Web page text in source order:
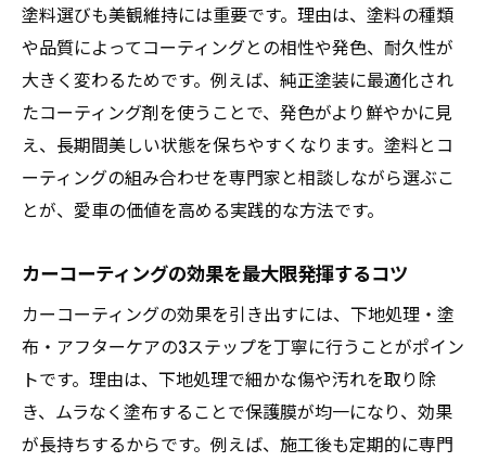
塗料選びも美観維持には重要です。理由は、塗料の種類
や品質によってコーティングとの相性や発色、耐久性が
大きく変わるためです。例えば、純正塗装に最適化され
たコーティング剤を使うことで、発色がより鮮やかに見
え、長期間美しい状態を保ちやすくなります。塗料とコ
ーティングの組み合わせを専門家と相談しながら選ぶこ
とが、愛車の価値を高める実践的な方法です。
カーコーティングの効果を最大限発揮するコツ
カーコーティングの効果を引き出すには、下地処理・塗
布・アフターケアの3ステップを丁寧に行うことがポイン
トです。理由は、下地処理で細かな傷や汚れを取り除
き、ムラなく塗布することで保護膜が均一になり、効果
が長持ちするからです。例えば、施工後も定期的に専門